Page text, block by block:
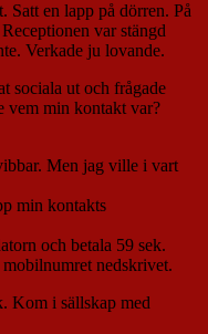
Satt en lapp på dörren. På
var stängd
Verkade ju lovande.
sociala ut och frågade
vem min kontakt var?
Men jag ville i vart
min kontakts
och betala 59 sek.
nedskrivet.
Kom i sällskap med